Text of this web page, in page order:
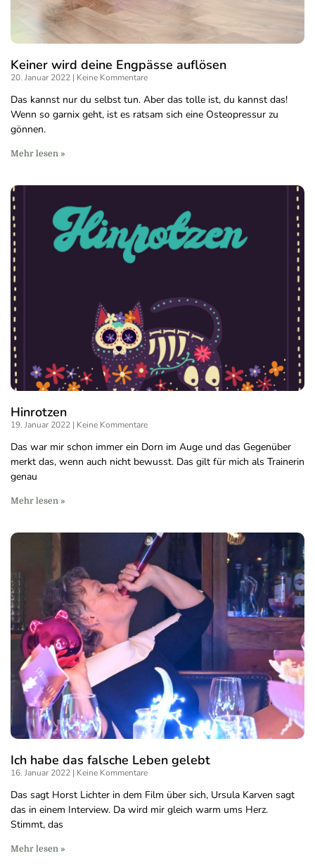
Keiner wird deine Engpässe auflösen
20. Januar 2022 Keine Kommentare
Das kannst nur du selbst tun. Aber das tolle ist, du kannst das!
Wenn so garnix geht, ist es ratsam sich eine Osteopressur zu
gönnen.
Mehr lesen »
Hinrotzen
19. Januar 2022 Keine Kommentare
Das war mir schon immer ein Dorn im Auge und das Gegenüber
merkt das, wenn auch nicht bewusst. Das gilt für mich als Trainerin
genau
Mehr lesen »
Ich habe das falsche Leben gelebt
16. Januar 2022 Keine Kommentare
Das sagt Horst Lichter in dem Film über sich, Ursula Karven sagt
das in einem Interview. Da wird mir gleich warm ums Herz.
Stimmt, das
Mehr lesen »